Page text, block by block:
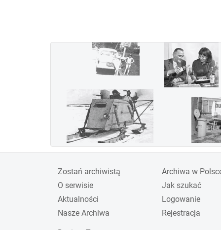
Pokrzywka. Jednak ze
względu na koszty Polska
wycofała się z udziału i
organizacji imprezy w
1936 roku. Inne kraje,
zaangażowane w rozwój
lotnictwa wojskowego w
związku z przewidywana
wojną, nie przejęły roli
gospodarza zawodów,
reaktywowano.
Zostań archiwistą
O serwisie
Aktualności
Nasze Archiwa
Archiwa w
Jak szukać
Logowanie
Rejestracja